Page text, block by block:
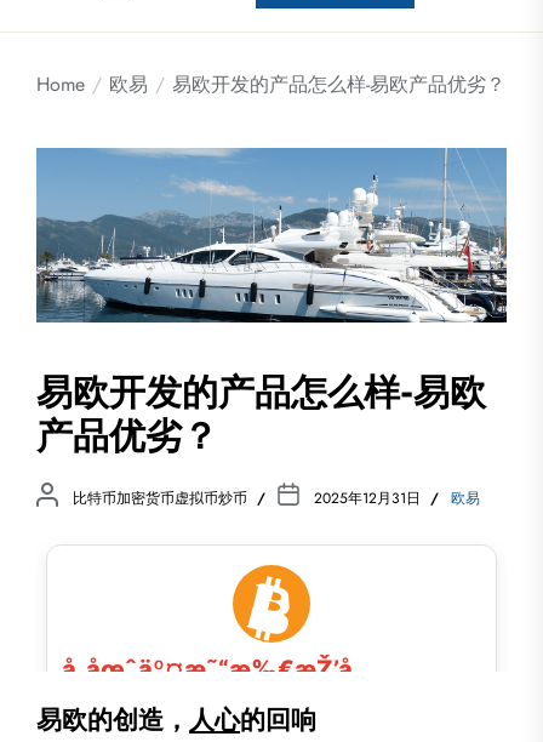
Home 欧易 易欧开发的产品怎么样-易欧产品优劣？
易欧开发的产品怎么样-易欧
产品优劣？
比特币加密货币虚拟币炒币 2025年12月31日 欧易
易欧的创造， 人心的回响